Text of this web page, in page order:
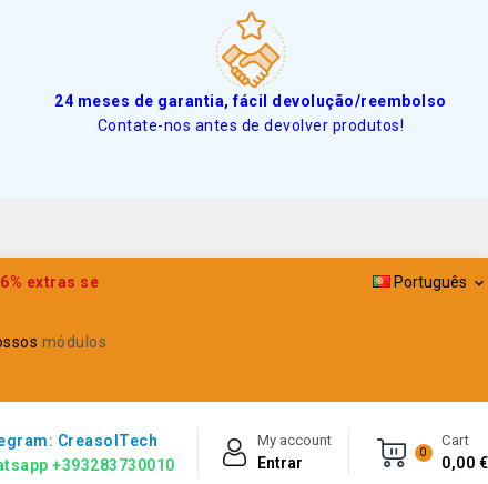
24 meses de garantia, fácil devolução/reembolso
Contate-nos antes de devolver produtos!
extras se
módulos
Português 
0
Cart
0,00 €
My account
Entrar
CreasolTech
+393283730010